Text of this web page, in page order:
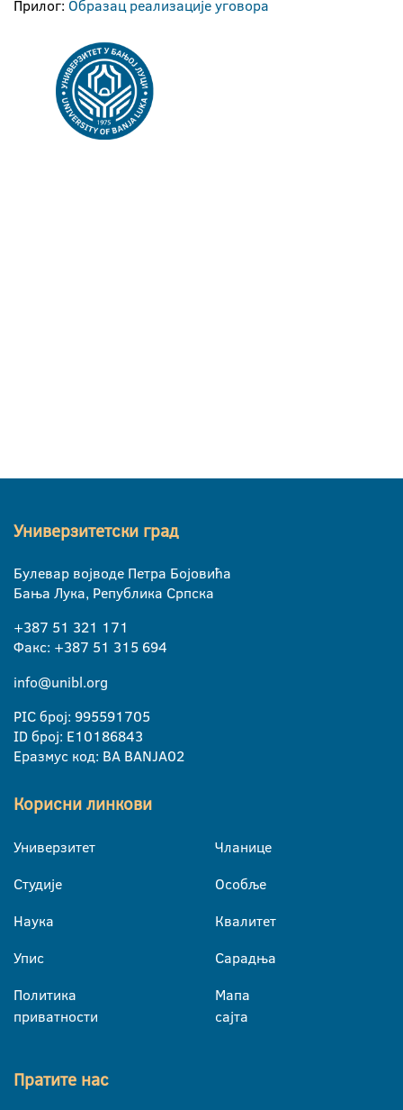
Прилог: Образац реализације уговора
Универзитетски град
Булевар војводе Петра Бојовића
Бања Лука, Република Српска
+387 51 321 171
Факс: +387 51 315 694
info@unibl.org
PIC број: 995591705
ID број: E10186843
Еразмус код: BA BANJA02
Корисни линкови
Универзитет
Студије
Наука
Упис
Политика
приватности
Чланице
Особље
Квалитет
Сарадња
Мапа
сајта
Пратите нас